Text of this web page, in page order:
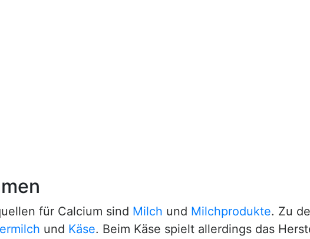
für Calcium sind Milch und Milchprodukte. Zu
und Käse. Beim Käse spielt allerdings das